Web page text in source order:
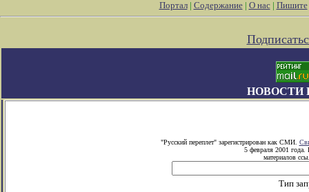
Портал| Содержание| О нас| Пишите
НОВОСТИ
"Русский переплет" зарегистрирован как СМИ.
5 февраля 2001 года.
материалов
Тип